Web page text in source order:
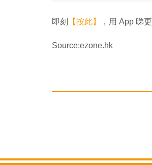
即刻 【按此】 ，用 App 睇
Source:ezone.hk